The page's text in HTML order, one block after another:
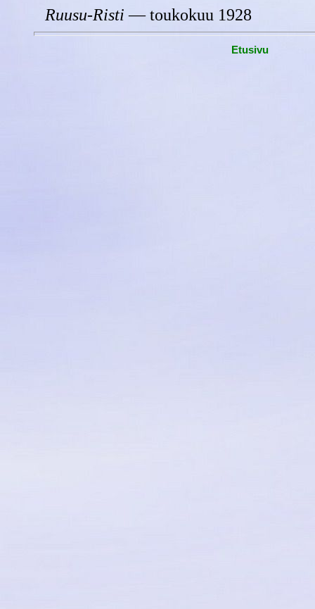
Ruusu-Risti— toukokuu 1928
Etusivu